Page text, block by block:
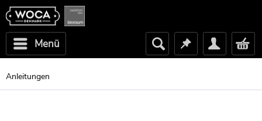
Menü
Anleitungen